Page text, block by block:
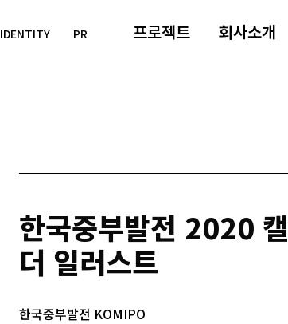
IDENTITY PR 프로젝트 회사소개
한국중부발전 2020
더 일러스트
한국중부발전 KOMIPO